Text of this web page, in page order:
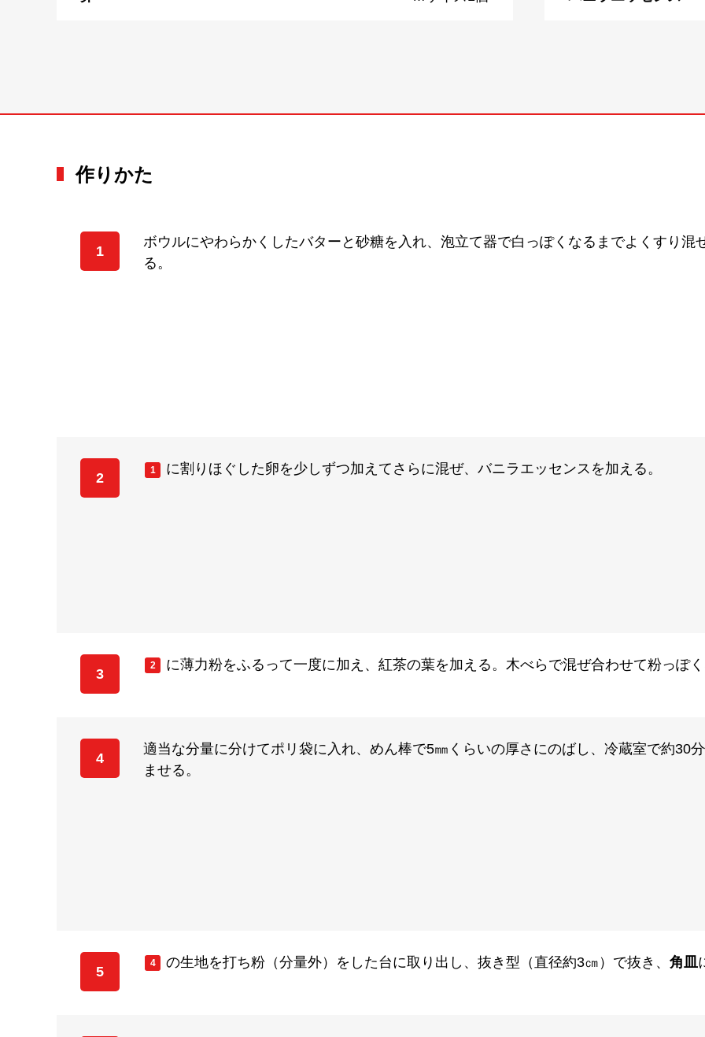
作りかた
1
ボウルにやわらかくしたバターと砂糖を入れ、泡立て器で白っぽくなるまでよくすり混
る。
2
1 に割りほぐした卵を少しずつ加えてさらに混ぜ、バニラエッセンスを加える。
3
2 に薄力粉をふるって一度に加え、紅茶の葉を加える。木べらで混ぜ合わせて粉っぽ
4
適当な分量に分けてポリ袋に入れ、めん棒で5㎜くらいの厚さにのばし、冷蔵室で約30
ませる。
5
4 の生地を打ち粉（分量外）をした台に取り出し、抜き型（直径約3㎝）で抜き、 角皿